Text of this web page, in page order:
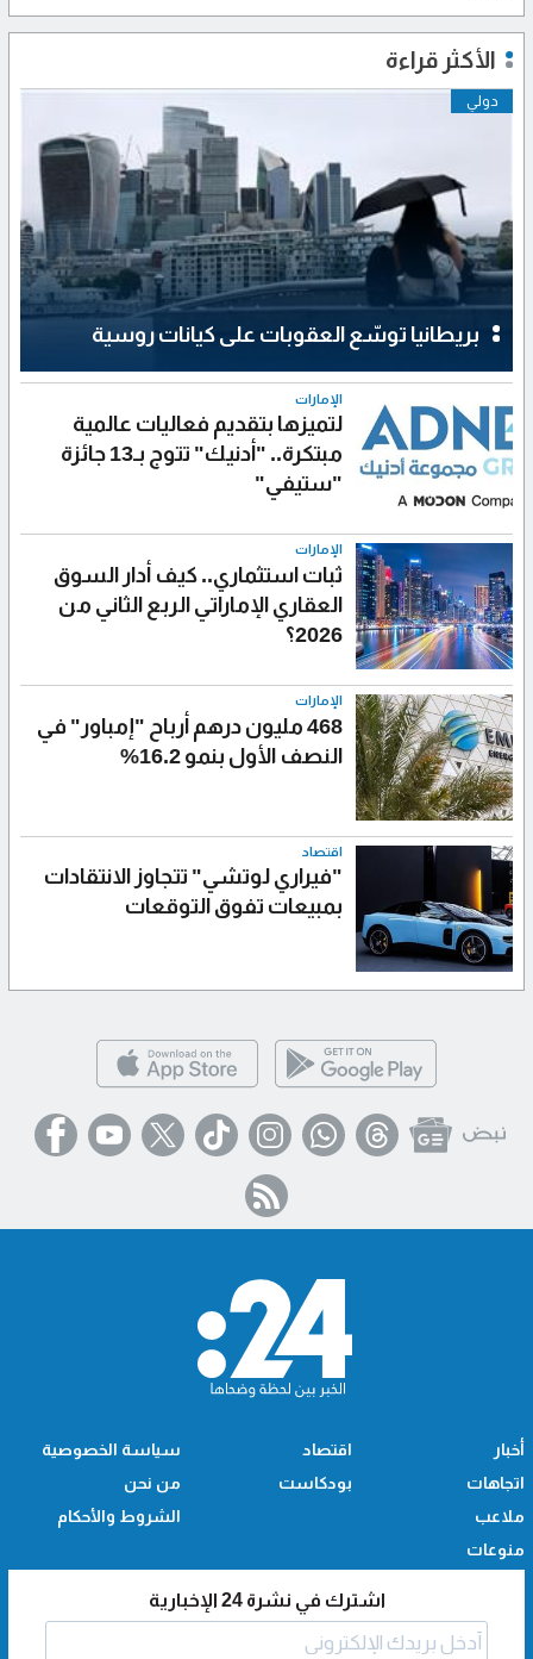
الأكثر قراءة
دولي
بريطانيا توسّع العقوبات على كيانات روسية
الإمارات
لتميزها بتقديم فعاليات عالمية
مبتكرة.. "أدنيك" تتوج بـ13 جائزة
"ستيفي"
الإمارات
ثبات استثماري.. كيف أدار السوق
العقاري الإماراتي الربع الثاني من
2026؟
الإمارات
468 مليون درهم أرباح "إمباور" في
النصف الأول بنمو 16.2%
اقتصاد
"فيراري لوتشي" تتجاوز الانتقادات
بمبيعات تفوق التوقعات
أخبار
اتجاهات
ملاعب
منوعات
اقتصاد
بودكاست
سياسة الخصوصية
من نحن
الشروط والأحكام
اشترك في نشرة 24 الإخبارية